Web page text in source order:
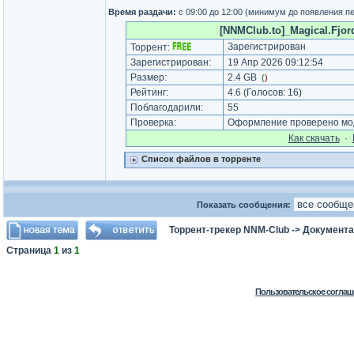
Время раздачи: с 09:00 до 12:00 (минимум до появления
Торрент:
Зарегистрирован
Зарегистрирован:
19 Апр 2026 09:12:54
Размер:
2.4 GB ()
Рейтинг: 4.6 (Голосов: 16)
Поблагодарили:
55
Проверка:
Оформление проверено
Как cкачать·
Список файлов в торренте
Показать сообщения:
Торрент-трекер NNM-Club ->
Страница 1 из 1
Пользовательское